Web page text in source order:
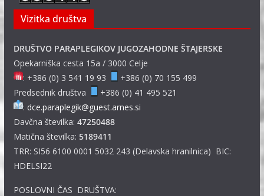
Vizitka društva
DRUŠTVO PARAPLEGIKOV JUGOZAHODNE ŠTAJERSKE
Opekarniška cesta 15a / 3000 Celje
: +386 (0) 3 541 19 93
+386 (0) 70 155 499
Predsednik društva
+386 (0) 41 495 521
: dce.paraplegik@guest.arnes.si
Davčna številka: 47250488
Matična številka: 5189411
TRR: SI56 6100 0001 5032 243 (Delavska hranilnica) BIC:
HDELSI22
POSLOVNI ČAS DRUŠTVA: